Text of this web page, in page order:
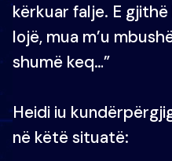
kërkuar falje. E
lojë, mua m’u
shumë keq…”
Heidi iu
në këtë situatë: